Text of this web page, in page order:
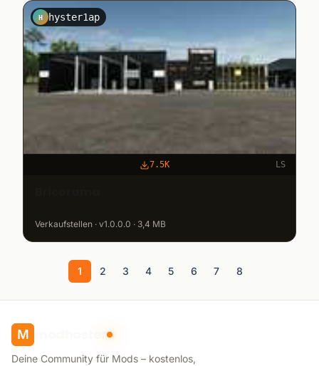
H hyster1ap
7.5K LS
Verkaufstellen · v1.0.0.0 · 3,4 MB
1 2 3 4 5 6 7 8
M modhoster
Deine Community für Mods – kostenlos,